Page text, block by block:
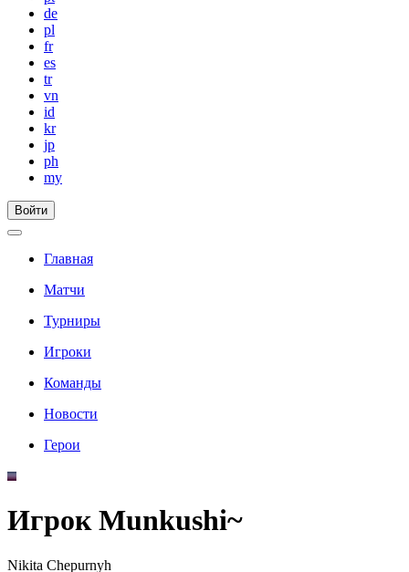
de
pl
fr
es
tr
vn
id
kr
jp
ph
my
Войти
Главная
Матчи
Турниры
Игроки
Команды
Новости
Герои
Игрок Munkushi~
Nikita Chepurnyh